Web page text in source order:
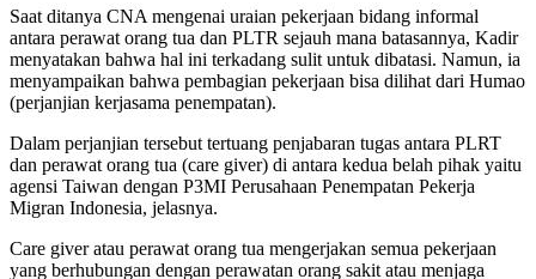
Saat ditanya CNA mengenai uraian pekerjaan bidang informal
antara perawat orang tua dan PLTR sejauh mana batasannya, Kadir
menyatakan bahwa hal ini terkadang sulit untuk dibatasi. Namun, ia
menyampaikan bahwa pembagian pekerjaan bisa dilihat dari Humao
(perjanjian kerjasama penempatan).
Dalam perjanjian tersebut tertuang penjabaran tugas antara PLRT
dan perawat orang tua (care giver) di antara kedua belah pihak yaitu
agensi Taiwan dengan P3MI Perusahaan Penempatan Pekerja
Migran Indonesia, jelasnya.
Care giver atau perawat orang tua mengerjakan semua pekerjaan
yang berhubungan dengan perawatan orang sakit atau menjaga